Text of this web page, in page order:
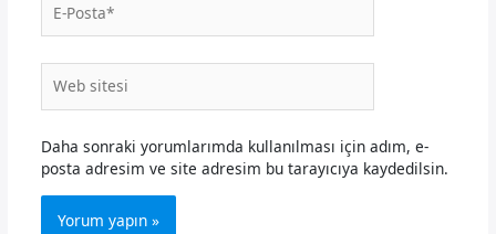
Posta*
sitesi
Daha sonraki yorumlarımda kullanılması için adım, e-
posta adresim ve site adresim bu tarayıcıya kaydedilsin.